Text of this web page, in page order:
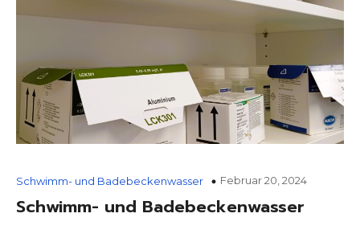
Schwimm- und Badebeckenwasser Februar 20, 2024
Schwimm- und Badebeckenwasser